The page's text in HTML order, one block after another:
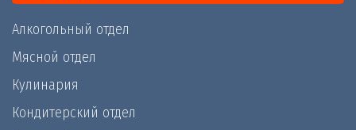
Алкогольный отдел
Мясной отдел
Кулинария
Кондитерский отдел